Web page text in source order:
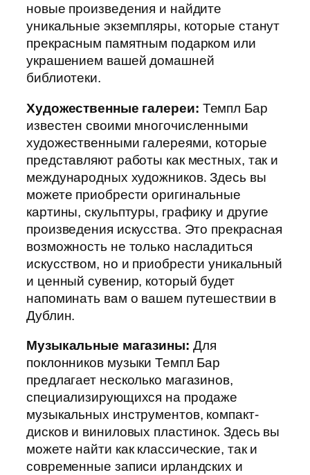
новые произведения и найдите
уникальные экземпляры, которые станут
прекрасным памятным подарком или
украшением вашей домашней
библиотеки.
Художественные галереи: Темпл Бар
известен своими многочисленными
художественными галереями, которые
представляют работы как местных, так и
международных художников. Здесь вы
можете приобрести оригинальные
картины, скульптуры, графику и другие
произведения искусства. Это прекрасная
возможность не только насладиться
искусством, но и приобрести уникальный
и ценный сувенир, который будет
напоминать вам о вашем путешествии в
Дублин.
Музыкальные магазины: Для
поклонников музыки Темпл Бар
предлагает несколько магазинов,
специализирующихся на продаже
музыкальных инструментов, компакт-
дисков и виниловых пластинок. Здесь вы
можете найти как классические, так и
современные записи ирландских и